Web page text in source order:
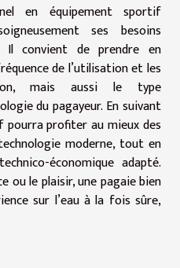
en équipement sportif
ses besoins
Il convient de prendre en
de l’utilisation et les
mais aussi le type
du pagayeur. En suivant
pourra profiter au mieux des
moderne, tout en
économique adapté.
ou le plaisir, une pagaie bien
sur l’eau à la fois sûre,